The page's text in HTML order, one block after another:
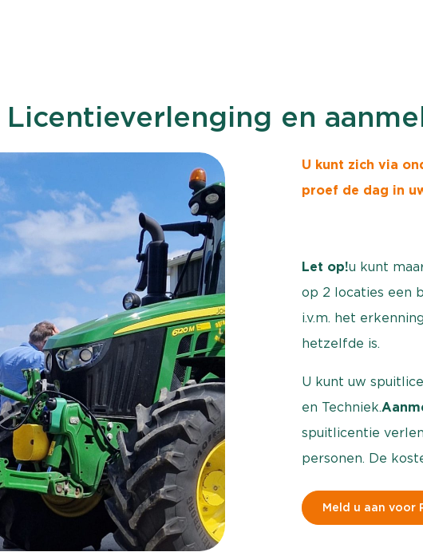
Licentieverlenging en
U kunt zich via
proef de dag in
Let op!u kunt
op 2 locaties een
i.v.m. het
hetzelfde is.
U kunt uw
en Techniek.
spuitlicentie
personen. De
Meld u aan voor